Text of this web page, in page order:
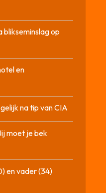
op
en
na tip van CIA
moet je bek
en vader (34)